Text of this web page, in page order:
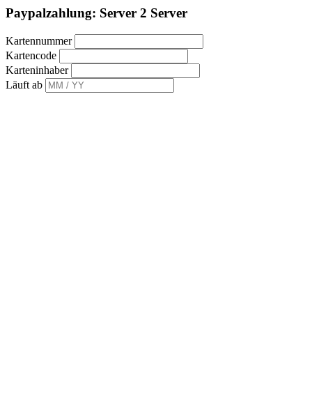
Paypalzahlung: Server 2 Server
Kartennummer
Kartencode
Karteninhaber
Läuft ab